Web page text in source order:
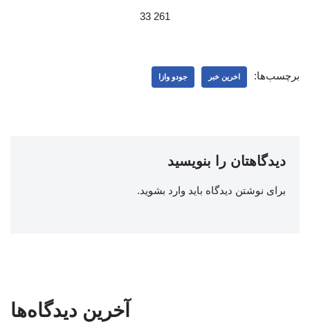
261 33
برچسب‌ها: اخرین خبر جودو وازا
دیدگاهتان را بنویسید
برای نوشتن دیدگاه باید وارد بشوید.
آخرین دیدگاه‌ها